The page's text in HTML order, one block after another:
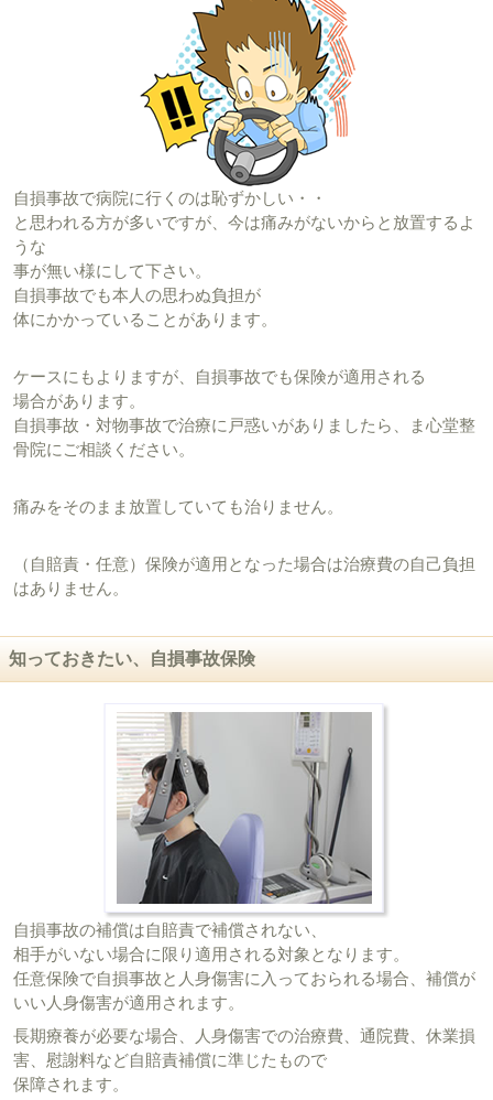
自損事故で病院に行くのは恥ずかしい・・
と思われる方が多いですが、今は痛みがないからと放置するよ
うな
事が無い様にして下さい。
自損事故でも本人の思わぬ負担が
体にかかっていることがあります。
ケースにもよりますが、自損事故でも保険が適用される
場合があります。
自損事故・対物事故で治療に戸惑いがありましたら、ま心堂整
骨院にご相談ください。
痛みをそのまま放置していても治りません。
（自賠責・任意）保険が適用となった場合は治療費の自己負担
はありません。
知っておきたい、自損事故保険
自損事故の補償は自賠責で補償されない、
相手がいない場合に限り適用される対象となります。
任意保険で自損事故と人身傷害に入っておられる場合、補償が
いい人身傷害が適用されます。
長期療養が必要な場合、人身傷害での治療費、通院費、休業損
害、慰謝料など自賠責補償に準じたもので
保障されます。